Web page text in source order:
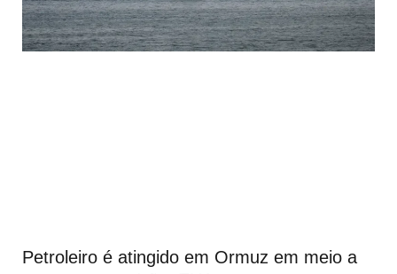
Petroleiro é atingido em Ormuz em meio a